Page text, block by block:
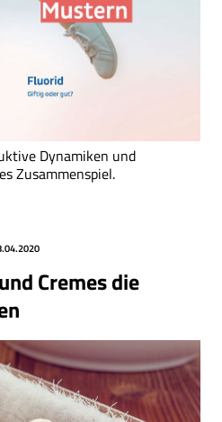
Dynamiken und
Zusammenspiel.
Cremes die